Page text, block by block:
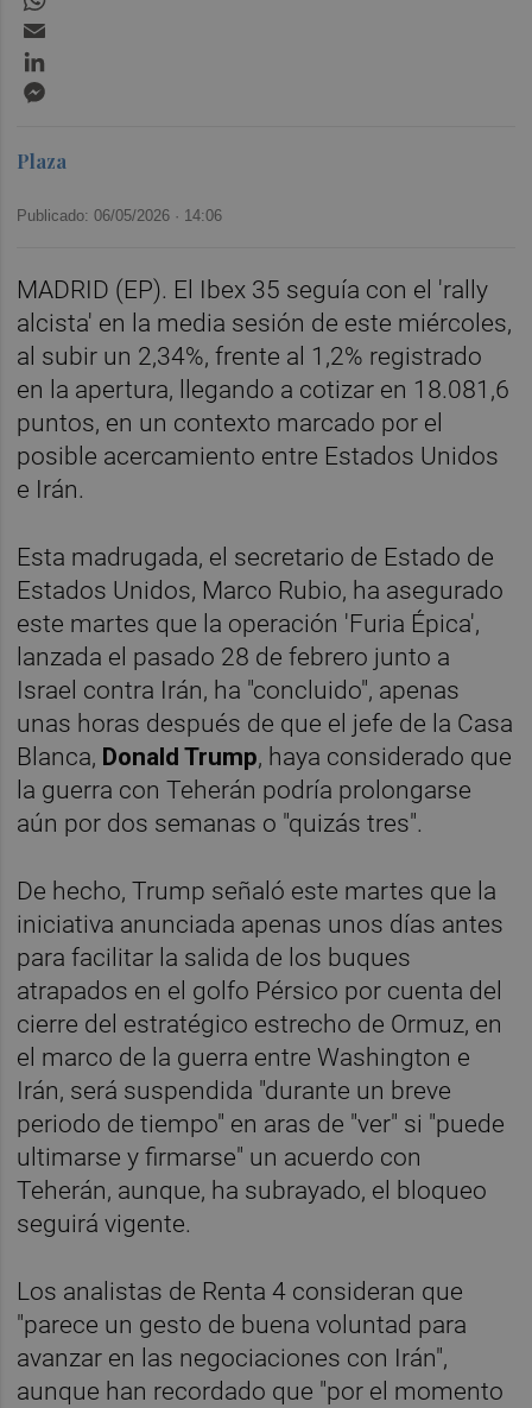
Plaza
Publicado: 06/05/2026 · 14:06
MADRID (EP). El Ibex 35 seguía con el 'rally
alcista' en la media sesión de este miércoles,
al subir un 2,34%, frente al 1,2% registrado
en la apertura, llegando a cotizar en 18.081,6
puntos, en un contexto marcado por el
posible acercamiento entre Estados Unidos
e Irán.
Esta madrugada, el secretario de Estado de
Estados Unidos, Marco Rubio, ha asegurado
este martes que la operación 'Furia Épica',
lanzada el pasado 28 de febrero junto a
Israel contra Irán, ha "concluido", apenas
unas horas después de que el jefe de la Casa
Blanca, Donald Trump, haya considerado que
la guerra con Teherán podría prolongarse
aún por dos semanas o "quizás tres".
De hecho, Trump señaló este martes que la
iniciativa anunciada apenas unos días antes
para facilitar la salida de los buques
atrapados en el golfo Pérsico por cuenta del
cierre del estratégico estrecho de Ormuz, en
el marco de la guerra entre Washington e
Irán, será suspendida "durante un breve
periodo de tiempo" en aras de "ver" si "puede
ultimarse y firmarse" un acuerdo con
Teherán, aunque, ha subrayado, el bloqueo
seguirá vigente.
Los analistas de Renta 4 consideran que
"parece un gesto de buena voluntad para
avanzar en las negociaciones con Irán",
aunque han recordado que "por el momento